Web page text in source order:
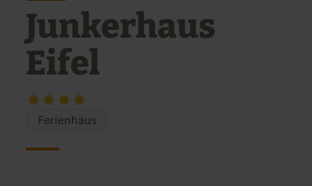
Junkerhaus
Eifel
Ferienhaus